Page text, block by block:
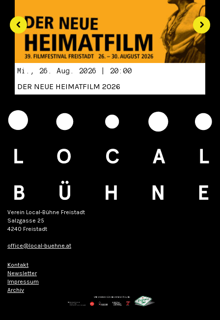
Mi., 26. Aug. 2026 | 20:00
DER NEUE HEIMATFILM 2026
Verein Local-Bühne Freistadt
Salzgasse 25
4240 Freistadt
office@local-buehne.at
Kontakt
Newsletter
Impressum
Archiv